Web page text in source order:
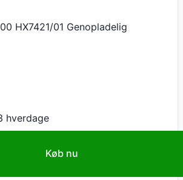
HX7421/01 Genopladelig
hverdage
Køb nu